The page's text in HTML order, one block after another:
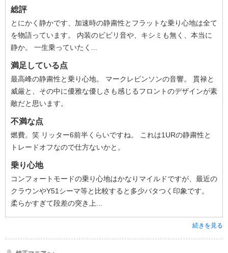
総評
とにかく静かです、加速時の静粛性とフラットな乗り心地は全て
を物語っています。 内装のビビリ音や、キシミも無く、本当に
静か。 一生乗っていたく...
満足している点
最高峰の静粛性と乗り心地。 マークレビンソンの音響。 貫禄と
威厳と、その中に優雅な優しさも感じるフロントのデザインが素
敵だと思います。
不満な点
燃費。笑 リッター6前半くらいですね。 これは1URの静粛性と
トレードオフなので仕方ないかと。
乗り心地
コンフォートモードの乗り心地はかなりマイルドですが、最近の
クラウンやY51シーマ等と比較すると多少バタつく印象です。
柔らかすぎて段差の突き上...
続きを見る